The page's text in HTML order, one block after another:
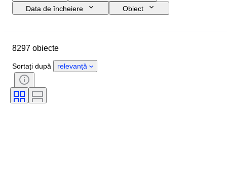
Data de încheiere
Obiect
Subiect
Semnătură
Vândut de
8297 obiecte
Sortați după relevanță